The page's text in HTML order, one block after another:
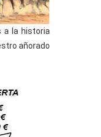
a la historia
añorado